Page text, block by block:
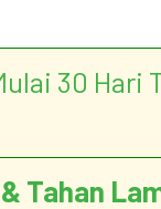
30 Hari
Tahan